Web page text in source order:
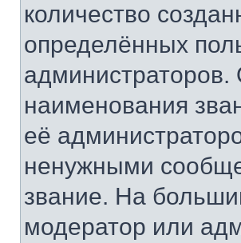
количество
определённых
наименования
её
ненужными
звание. На
модератор или